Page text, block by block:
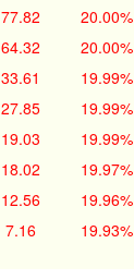
77.82 20.00%
64.32 20.00%
33.61 19.99%
27.85 19.99%
19.03 19.99%
18.02 19.97%
12.56 19.96%
7.16 19.93%